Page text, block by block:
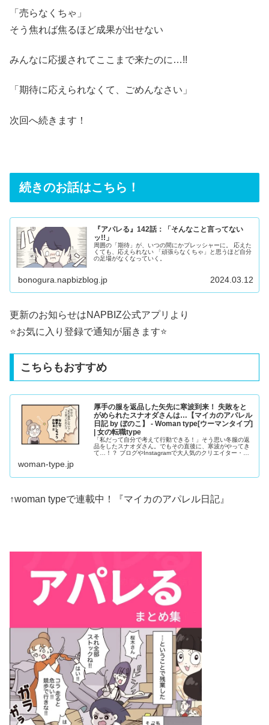
「売らなくちゃ」
そう焦れば焦るほど成果が出せない
みんなに応援されてここまで来たのに…!!
「期待に応えられなくて、ごめんなさい」
次回へ続きます！
続きのお話はこちら！
『アパレる』142話：「そんなこと言ってない
ッ!!」
周囲の「期待」が、いつの間にかプレッシャーに。 応えた
くても、応えられない 「頑張らなくちゃ」と思うほど自分
の足場がなくなっていく。
bonogura.napbizblog.jp 2024.03.12
更新のお知らせはNAPBIZ公式アプリより
⭐️お気に入り登録で通知が届きます⭐️
こちらもおすすめ
厚手の服を返品した矢先に寒波到来！ 失敗をと
がめられたスナオダさんは…【マイカのアパレル
日記 by ぼのこ】 - Woman type[ウーマンタイプ]
| 女の転職type
「私だって自分で考えて行動できる！」そう思い冬服の返
品をしたスナオダさん。でもその直後に、寒波がやってき
て…！？ ブログやInstagramで大人気のクリエイター・ぼ
woman-type.jp
↑woman typeで連載中！『マイカのアパレル日記 』